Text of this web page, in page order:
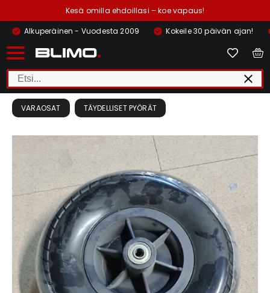
Kesä omilla ehdoillasi – koe vapaus!
Alkuperäinen - Vuodesta 2009
Kokeile 30 päivän ajan!
VARAOSAT TÄYDELLISET PYÖRÄT